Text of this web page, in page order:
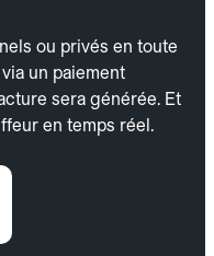
ou privés en toute
un paiement
sera générée. Et
en temps réel.